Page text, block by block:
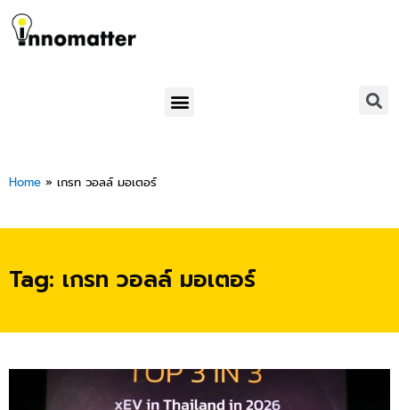
Skip
to
content
Menu
Home » เกรท วอลล์ มอเตอร์
Tag: เกรท วอลล์ มอเตอร์